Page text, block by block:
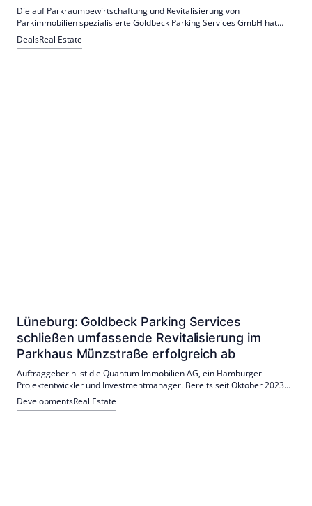
Die auf Parkraumbewirtschaftung und Revitalisierung von
Parkimmobilien spezialisierte Goldbeck Parking Services GmbH hat
den Betrieb der neu eröffneten Tiefgarage Torhaus Süd in der
Duisburger Innenstadt übernommen.
DealsReal Estate
Lüneburg: Goldbeck Parking Services
schließen umfassende Revitalisierung im
Parkhaus Münzstraße erfolgreich ab
Auftraggeberin ist die Quantum Immobilien AG, ein Hamburger
Projektentwickler und Investmentmanager. Bereits seit Oktober 2023
betreiben die Goldbeck Parking Services das Objekt.
DevelopmentsReal Estate